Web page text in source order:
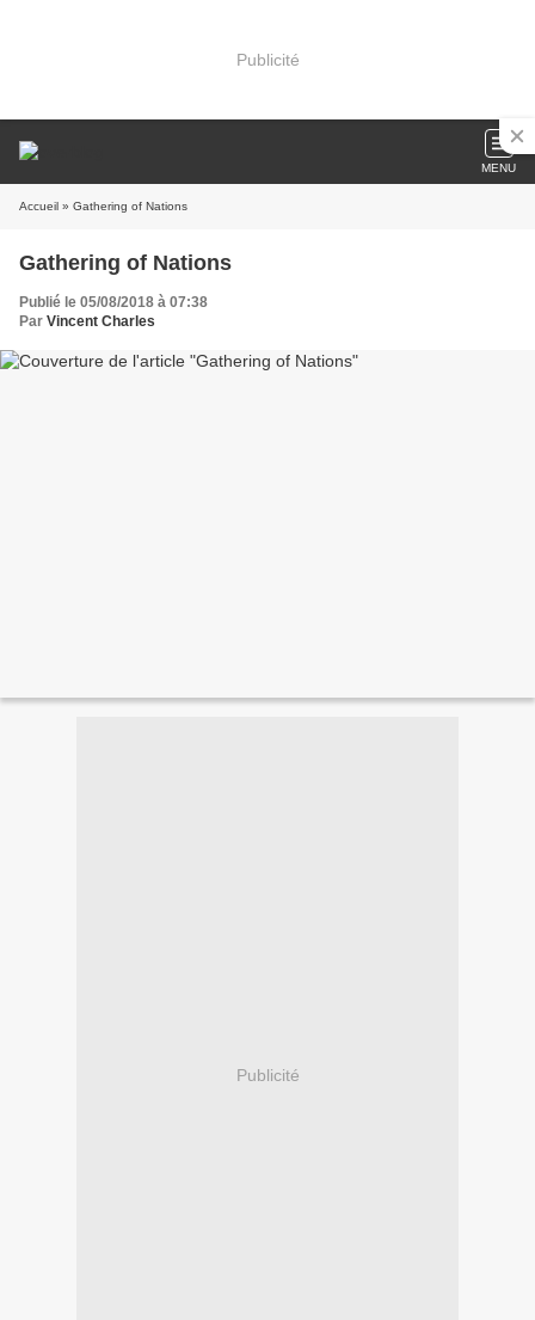
Publicité
MENU
Accueil » Gathering of Nations
Gathering of Nations
Publié le 05/08/2018 à 07:38
Par Vincent Charles
Publicité